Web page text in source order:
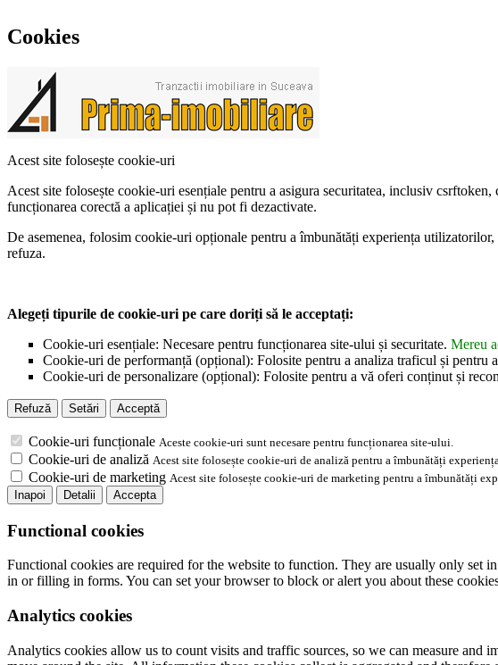
Cookies
Acest site folosește cookie-uri
Acest site folosește cookie-uri esențiale pentru a asigura securitatea, inclusiv
funcționarea corectă a aplicației și nu pot fi dezactivate.
De asemenea, folosim cookie-uri opționale pentru a îmbunătăți experiența
refuza.
Alegeți tipurile de cookie-uri pe care doriți să le acceptați:
Cookie-uri esențiale: Necesare pentru funcționarea site-ului și securitate. Mereu
Cookie-uri de performanță (opțional): Folosite pentru a analiza traficul și pentru
Cookie-uri de personalizare (opțional): Folosite pentru a vă oferi conținut și
Refuză Setări Acceptă
Cookie-uri funcționale Aceste cookie-uri sunt necesare pentru funcționarea site-ului.
Cookie-uri de analiză Acest site folosește cookie-uri de analiză pentru a îmbunătăți
Cookie-uri de marketing Acest site folosește cookie-uri de marketing pentru a îmbunătăți
Inapoi
Detalii Accepta
Functional cookies
Functional cookies are required for the website to function. They are usually only set
in or filling in forms. You can set your browser to block or alert you about these
Analytics cookies
Analytics cookies allow us to count visits and traffic sources, so we can measure and